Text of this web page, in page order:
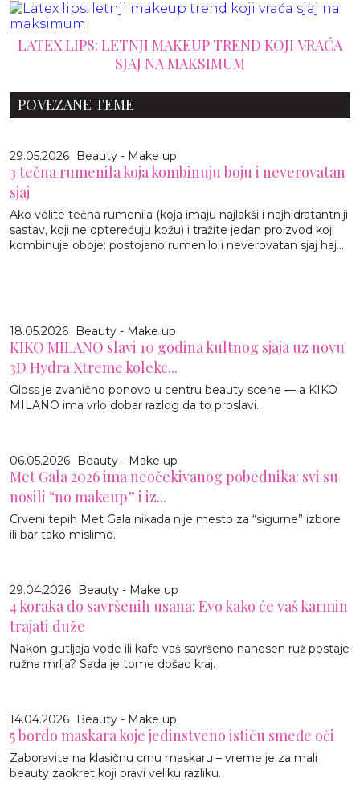
LATEX LIPS: LETNJI MAKEUP TREND KOJI VRAĆA
SJAJ NA MAKSIMUM
POVEZANE TEME
29.05.2026 Beauty - Make up
3 tečna rumenila koja kombinuju boju i neverovatan
sjaj
Ako volite tečna rumenila (koja imaju najlakši i najhidratantniji
sastav, koji ne opterećuju kožu) i tražite jedan proizvod koji
kombinuje oboje: postojano rumenilo i neverovatan sjaj haj...
18.05.2026 Beauty - Make up
KIKO MILANO slavi 10 godina kultnog sjaja uz novu
3D Hydra Xtreme kolekc...
Gloss je zvanično ponovo u centru beauty scene — a KIKO
MILANO ima vrlo dobar razlog da to proslavi.
06.05.2026 Beauty - Make up
Met Gala 2026 ima neočekivanog pobednika: svi su
nosili “no makeup” i iz...
Crveni tepih Met Gala nikada nije mesto za “sigurne” izbore
ili bar tako mislimo.
29.04.2026 Beauty - Make up
4 koraka do savršenih usana: Evo kako će vaš karmin
trajati duže
Nakon gutljaja vode ili kafe vaš savršeno nanesen ruž postaje
ružna mrlja? Sada je tome došao kraj.
14.04.2026 Beauty - Make up
5 bordo maskara koje jedinstveno ističu smeđe oči
Zaboravite na klasičnu crnu maskaru – vreme je za mali
beauty zaokret koji pravi veliku razliku.